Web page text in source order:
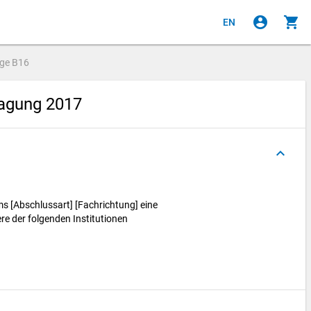
EN account_circle shopping_cart
B16
2017
keyboard_arrow_up
[Abschlussart] [Fachrichtung] eine
der folgenden Institutionen